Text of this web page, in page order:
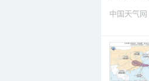
中国天气网